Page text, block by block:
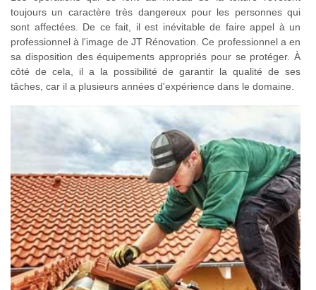
toujours un caractère très dangereux pour les personnes qui
sont affectées. De ce fait, il est inévitable de faire appel à un
professionnel à l'image de JT Rénovation. Ce professionnel a en
sa disposition des équipements appropriés pour se protéger. À
côté de cela, il a la possibilité de garantir la qualité de ses
tâches, car il a plusieurs années d'expérience dans le domaine.